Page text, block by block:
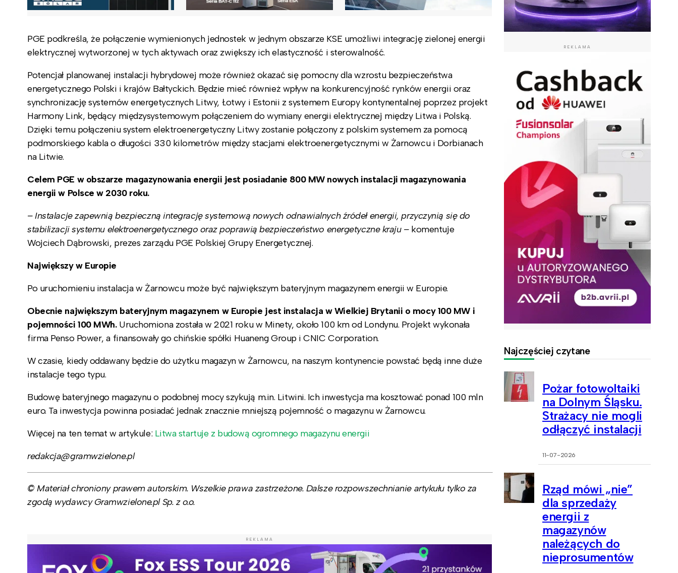
PGE podkreśla, że połączenie wymienionych jednostek w jednym obszarze KSE umożliwi integrację zielonej energii
elektrycznej wytworzonej w tych aktywach oraz zwiększy ich elastyczność i sterowalność.
Potencjał planowanej instalacji hybrydowej może również okazać się pomocny dla wzrostu bezpieczeństwa
energetycznego Polski i krajów Bałtyckich. Będzie mieć również wpływ na konkurencyjność rynków energii oraz
synchronizację systemów energetycznych Litwy, Łotwy i Estonii z systemem Europy kontynentalnej poprzez projekt
Harmony Link, będący międzysystemowym połączeniem do wymiany energii elektrycznej między Litwa i Polską.
Dzięki temu połączeniu system elektroenergetyczny Litwy zostanie połączony z polskim systemem za pomocą
podmorskiego kabla o długości 330 kilometrów między stacjami elektroenergetycznymi w Żarnowcu i Dorbianach
na Litwie.
Celem PGE w obszarze magazynowania energii jest posiadanie 800 MW nowych instalacji magazynowania
energii w Polsce w 2030 roku.
– Instalacje zapewnią bezpieczną integrację systemową nowych odnawialnych źródeł energii, przyczynią się do
stabilizacji systemu elektroenergetycznego oraz poprawią bezpieczeństwo energetyczne kraju –komentuje
Wojciech Dąbrowski, prezes zarządu PGE Polskiej Grupy Energetycznej.
Największy w Europie
Po uruchomieniu instalacja w Żarnowcu może być największym bateryjnym magazynem energii w Europie.
Obecnie największym bateryjnym magazynem w Europie jest instalacja w Wielkiej Brytanii o mocy 100 MW i
pojemności 100 MWh.Uruchomiona została w 2021 roku w Minety, około 100 km od Londynu. Projekt wykonała
firma Penso Power, a finansowały go chińskie spółki Huaneng Group i CNIC Corporation.
W czasie, kiedy oddawany będzie do użytku magazyn w Żarnowcu, na naszym kontynencie powstać będą inne duże
instalacje tego typu.
Budowę bateryjnego magazynu o podobnej mocy szykują m.in. Litwini. Ich inwestycja ma kosztować ponad 100 mln
euro. Ta inwestycja powinna posiadać jednak znacznie mniejszą pojemność o magazynu w Żarnowcu.
Więcej na ten temat w artykule: Litwa startuje z budową ogromnego magazynu energii
redakcja@gramwzielone.pl
© Materiał chroniony prawem autorskim. Wszelkie prawa zastrzeżone. Dalsze rozpowszechnianie artykułu tylko za
zgodą wydawcy Gramwzielone.pl Sp. z o.o.
REKLAMA
REKLAMA
Najczęściej czytane
Pożar fotowoltaiki
na Dolnym Śląsku.
Strażacy nie mogli
odłączyć instalacji
11-07-2026
Rząd mówi „nie”
dla sprzedaży
energii z
magazynów
należących do
nieprosumentów